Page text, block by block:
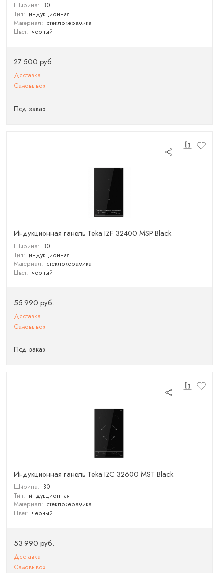
Ширина: 30
Тип: индукционная
Материал: стеклокерамика
Цвет: черный
27 500 руб.
Доставка
Самовывоз
Под заказ
Индукционная панель Teka IZF 32400 MSP Black
Ширина: 30
Тип: индукционная
Материал: стеклокерамика
Цвет: черный
55 990 руб.
Доставка
Самовывоз
Под заказ
Индукционная панель Teka IZC 32600 MST Black
Ширина: 30
Тип: индукционная
Материал: стеклокерамика
Цвет: черный
53 990 руб.
Доставка
Самовывоз